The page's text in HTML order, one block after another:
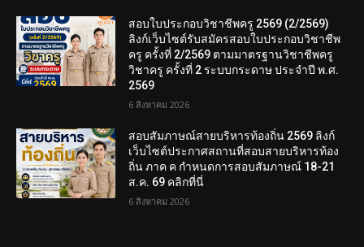
สอบใบประกอบวิชาชีพครู 2569 (2/2569)
ลิงก์เว็บไซต์รับสมัครสอบใบประกอบวิชาชีพ
ครู ครั้งที่ 2/2569 ตามมาตรฐานวิชาชีพครู
วิชาครู ครั้งที่ 2 ระบบกระดาษ ประจำปี พ.ศ.
2569
6 สิงหาคม 2026
สอบสัมภาษณ์สายบริหารท้องถิ่น 2569 ลิงก์
เว็บไซต์ประกาศสถานที่สอบสายบริหารท้อง
ถิ่น ภาค ค กำหนดการสอบสัมภาษณ์ 18-21
ส.ค. 69 คลิกที่นี่
6 สิงหาคม 2026